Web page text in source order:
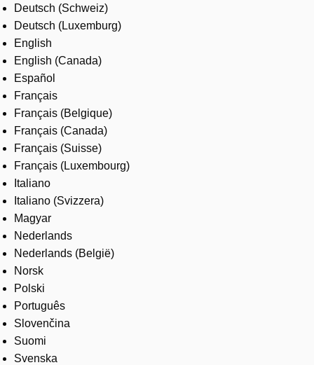
Where to buy
Contact us
Careers
Deutsch (Schweiz)
Deutsch (Luxemburg)
English
English (Canada)
Español
Français
Français (Belgique)
Français (Canada)
Français (Suisse)
Français (Luxembourg)
Italiano
Italiano (Svizzera)
Magyar
Nederlands
Nederlands (België)
Norsk
Polski
Português
Slovenčina
Suomi
Svenska